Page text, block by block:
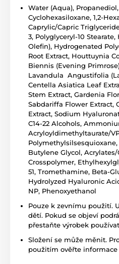
Water (Aqua),
Cyclohexasiloxane, 1,2-
Caprylic/Capric
3, Polyglyceryl-10
Olefin), Hydrogenated
Root Extract, Houttuynia
Biennis (Evening
Lavandula Angustifolia
Centella Asiatica Leaf
Stem Extract, Gardenia
Sabdariffa Flower Extract,
Extract, Sodium
C14-22 Alcohols,
Acryloyldimethyltaurate/
Butylene Glycol,
Crosspolymer,
51, Tromethamine, Beta-
Hydrolyzed Hyaluronic
NP, Phenoxyethanol
Pouze k zevnímu použití.
dětí. Pokud se objeví
přestaňte výrobek
Složení se může měnit.
použitím ověřte